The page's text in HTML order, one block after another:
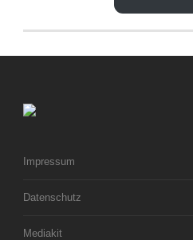
Impressum
Datenschutz
Mediakit